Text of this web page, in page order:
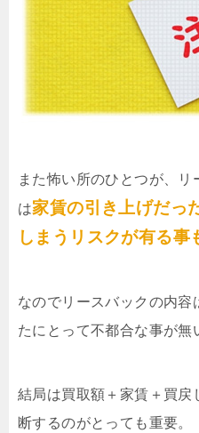
また怖い所のひとつが、
は家賃の引き上げだっ
しまうリスクが有る事
なのでリースバックの内容
たにとって不都合な事が無
結局は買取額＋家賃＋買戻
断するのがとっても重要。